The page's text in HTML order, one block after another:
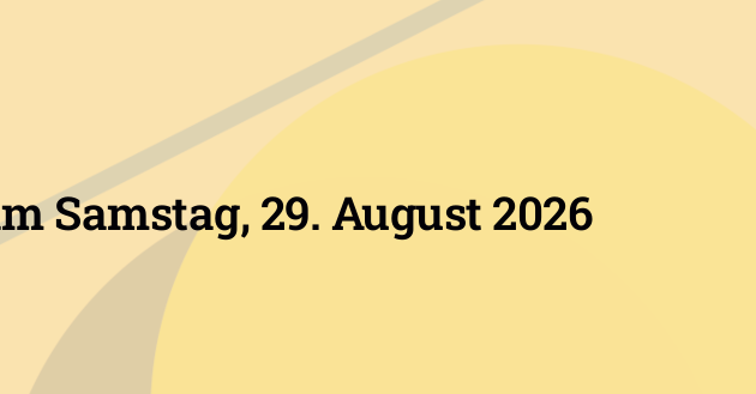
Samstag, 29. August 2026